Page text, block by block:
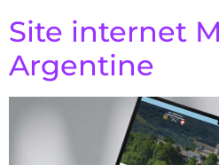
Site internet
Argentine